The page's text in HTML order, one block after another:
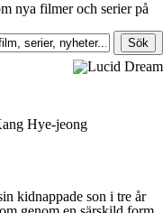
nya filmer och serier på
Hye-jeong
kidnappade son i tre år